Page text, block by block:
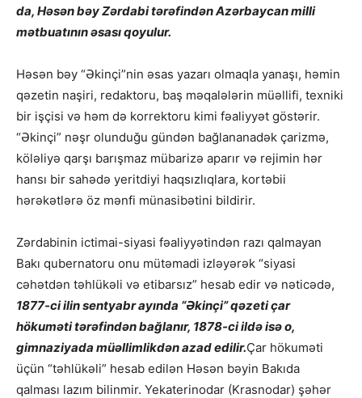
da, Həsən bəy Zərdabi tərəfindən Azərbaycan milli
mətbuatının əsası qoyulur.
Həsən bəy “Əkinçi”nin əsas yazarı olmaqla yanaşı, həmin
qəzetin naşiri, redaktoru, baş məqalələrin müəllifi, texniki
bir işçisi və həm də korrektoru kimi fəaliyyət göstərir.
“Əkinçi” nəşr olunduğu gündən bağlananadək çarizmə,
köləliyə qarşı barışmaz mübarizə aparır və rejimin hər
hansı bir sahədə yeritdiyi haqsızlıqlara, kortəbii
hərəkətlərə öz mənfi münasibətini bildirir.
Zərdabinin ictimai-siyasi fəaliyyətindən razı qalmayan
Bakı qubernatoru onu mütəmadi izləyərək “siyasi
cəhətdən təhlükəli və etibarsız” hesab edir və nəticədə,
1877-ci ilin sentyabr ayında “Əkinçi” qəzeti çar
hökuməti tərəfindən bağlanır, 1878-ci ildə isə o,
gimnaziyada müəllimlikdən azad edilir.Çar hökuməti
üçün “təhlükəli” hesab edilən Həsən bəyin Bakıda
qalması lazım bilinmir. Yekaterinodar (Krasnodar) şəhər